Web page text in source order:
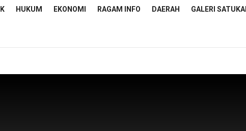
HUKUM EKONOMI RAGAM INFO DAERAH GALERI